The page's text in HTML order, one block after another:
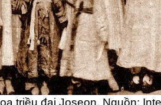
triều đại Joseon. Nguồn: